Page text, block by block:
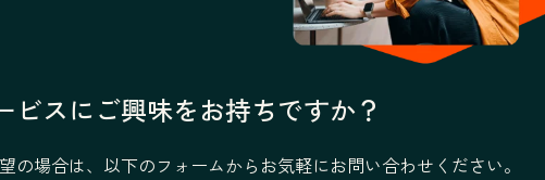
ビスにご興味をお持ちですか？
の場合は、以下のフォームからお気軽にお問い合わせください。